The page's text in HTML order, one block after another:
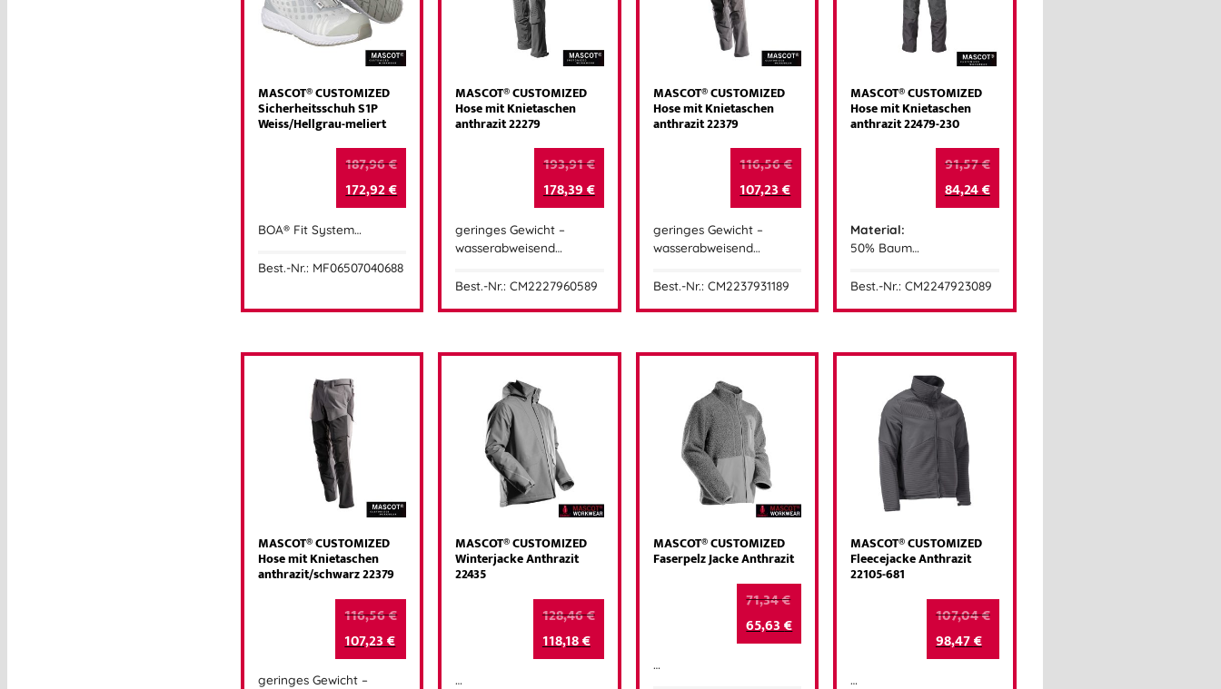
MASCOT® CUSTOMIZED
Sicherheitsschuh S1P
Weiss/Hellgrau-meliert
187,96€
172,92€
BOA® Fit System…
Best.-Nr.: MF06507040688
MASCOT® CUSTOMIZED
Hose mit Knietaschen
anthrazit 22279
193,91€
178,39€
geringes Gewicht –
wasserabweisend…
Best.-Nr.: CM2227960589
MASCOT® CUSTOMIZED
Hose mit Knietaschen
anthrazit 22379
116,56€
107,23€
geringes Gewicht –
wasserabweisend…
Best.-Nr.: CM2237931189
MASCOT® CUSTOMIZED
Hose mit Knietaschen
anthrazit 22479-230
91,57€
84,24€
Material:
50% Baum…
Best.-Nr.: CM2247923089
MASCOT® CUSTOMIZED
Hose mit Knietaschen
anthrazit/schwarz 22379
116,56€
107,23€
geringes Gewicht –
MASCOT® CUSTOMIZED
Winterjacke Anthrazit
22435
128,46€
118,18€
…
MASCOT® CUSTOMIZED
Faserpelz Jacke Anthrazit
71,34€
65,63€
…
MASCOT® CUSTOMIZED
Fleecejacke Anthrazit
22105-681
107,04€
98,47€
…